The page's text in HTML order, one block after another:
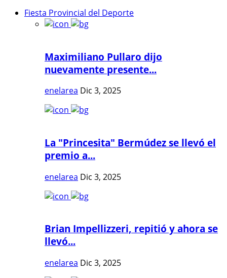
Fiesta Provincial del Deporte
Maximiliano Pullaro dijo
nuevamente presente...
enelarea Dic 3, 2025
La "Princesita" Bermúdez se llevó el
premio a...
enelarea Dic 3, 2025
Brian Impellizzeri, repitió y ahora se
llevó...
enelarea Dic 3, 2025